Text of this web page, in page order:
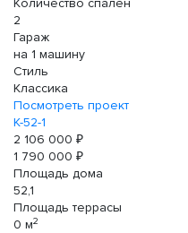
Количество спален
2
Гараж
на 1 машину
Стиль
Классика
Посмотреть проект
К-52-1
2 106 000 ₽
1 790 000 ₽
Площадь дома
52,1
Площадь террасы
0 м2